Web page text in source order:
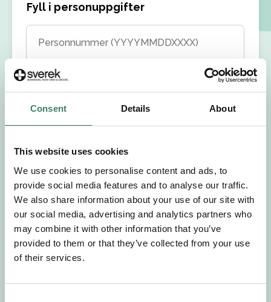
Consent Details About
This website uses cookies
We use cookies to personalise content and ads, to
provide social media features and to analyse our traffic.
We also share information about your use of our site with
our social media, advertising and analytics partners who
may combine it with other information that you’ve
provided to them or that they’ve collected from your use
of their services.
Fyll i personuppgifter
Personnummer (YYYYMMDDXXXX)
Förnamn
Efternamn
Välj yrkesroll
Välj önskat arbetsområde
Välj önskad anställningsform
+46